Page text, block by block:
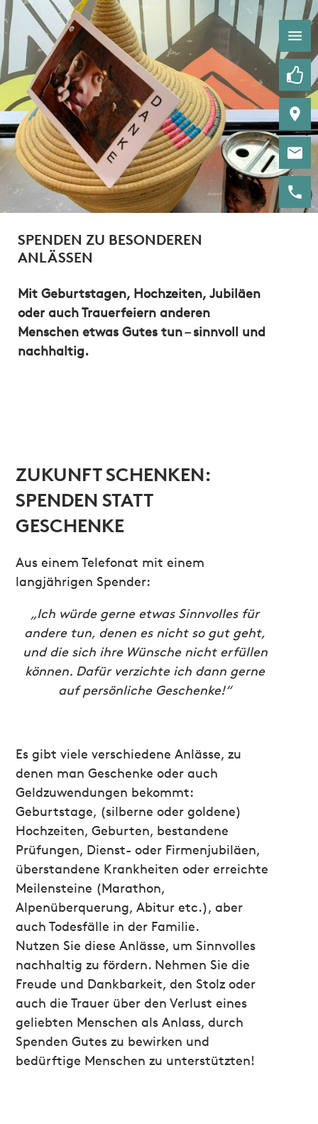
SPENDEN ZU BESONDEREN
ANLÄSSEN
Mit Geburtstagen, Hochzeiten, Jubiläen
oder auch Trauerfeiern anderen
Menschen etwas Gutes tun – sinnvoll und
nachhaltig.
ZUKUNFT SCHENKEN:
SPENDEN STATT
GESCHENKE
Aus einem Telefonat mit einem
langjährigen Spender:
„Ich würde gerne etwas Sinnvolles für
andere tun, denen es nicht so gut geht,
und die sich ihre Wünsche nicht erfüllen
können. Dafür verzichte ich dann gerne
auf persönliche Geschenke!“
Es gibt viele verschiedene Anlässe, zu
denen man Geschenke oder auch
Geldzuwendungen bekommt:
Geburtstage, (silberne oder goldene)
Hochzeiten, Geburten, bestandene
Prüfungen, Dienst- oder Firmenjubiläen,
überstandene Krankheiten oder erreichte
Meilensteine (Marathon,
Alpenüberquerung, Abitur etc.), aber
auch Todesfälle in der Familie.
Nutzen Sie diese Anlässe, um Sinnvolles
nachhaltig zu fördern. Nehmen Sie die
Freude und Dankbarkeit, den Stolz oder
auch die Trauer über den Verlust eines
geliebten Menschen als Anlass, durch
Spenden Gutes zu bewirken und
bedürftige Menschen zu unterstützten!